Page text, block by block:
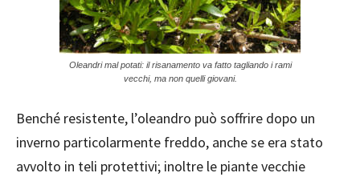
Oleandri mal potati: il risanamento va fatto tagliando i rami
vecchi, ma non quelli giovani.
Benché resistente, l’oleandro può soffrire dopo un
inverno particolarmente freddo, anche se era stato
avvolto in teli protettivi; inoltre le piante vecchie